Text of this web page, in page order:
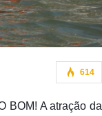
614
BOM! A atração da